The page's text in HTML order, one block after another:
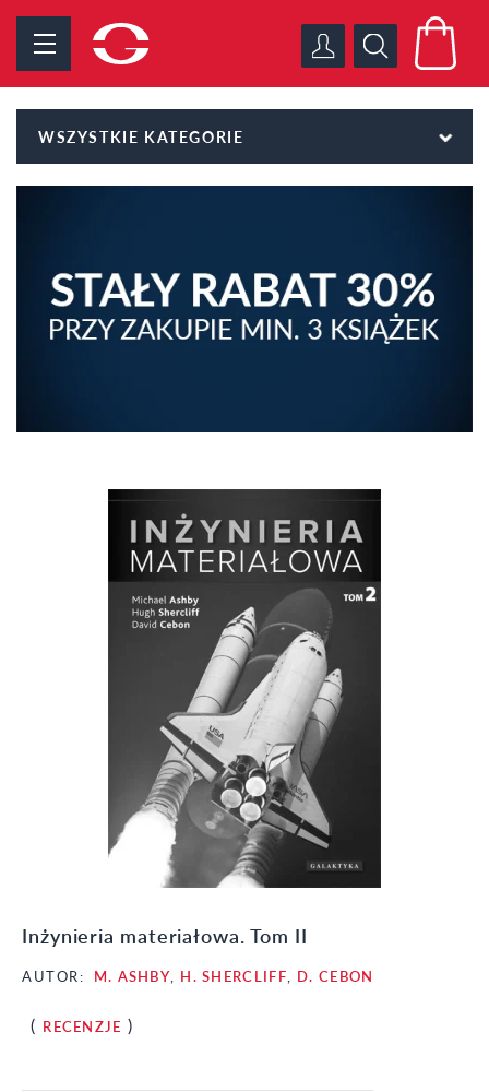
WSZYSTKIE KATEGORIE
Inżynieria materiałowa. Tom II
AUTOR: M. ASHBY H. SHERCLIFF D. CEBON
( RECENZJE )